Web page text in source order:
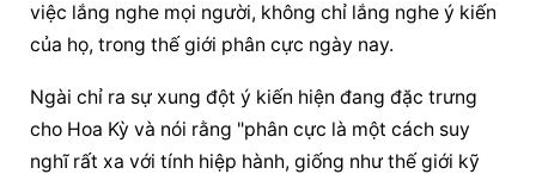
việc lắng nghe mọi người, không chỉ lắng nghe ý kiến ​​
của họ, trong thế giới phân cực ngày nay.
Ngài chỉ ra sự xung đột ý kiến ​​hiện đang đặc trưng
cho Hoa Kỳ và nói rằng "phân cực là một cách suy
nghĩ rất xa với tính hiệp hành, giống như thế giới kỹ